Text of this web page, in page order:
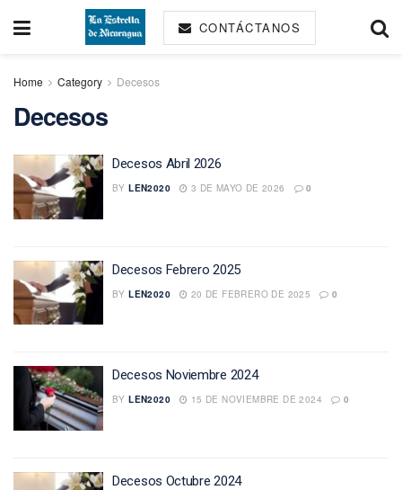
CONTÁCTANOS
Home Category Decesos
Decesos
Decesos Abril 2026
BY LEN2020 3 DE MAYO DE 2026 0
Decesos Febrero 2025
BY LEN2020 20 DE FEBRERO DE 2025 0
Decesos Noviembre 2024
BY LEN2020 15 DE NOVIEMBRE DE 2024 0
Decesos Octubre 2024